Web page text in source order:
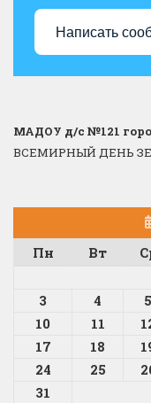
Написать
МАДОУ д/с №121
ВСЕМИРНЫЙ ДЕНЬ
Пн
Вт
3
4 5
10
11
17
18
24
25
31